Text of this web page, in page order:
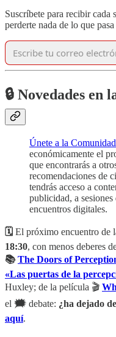
Suscríbete para recibir cada
perderte nada de lo que
🔒 Novedades en
Únete a la
económicamente el
que encontrarás a
recomendaciones de
tendrás acceso a
publicidad, a
encuentros digitales.
🗓️ El próximo encuentro de
18:30, con menos deberes
📚The Doors of
«Las puertas de la
Huxley; de la película 🎬
el 🗯️ debate: ¿ha dejado
aquí.